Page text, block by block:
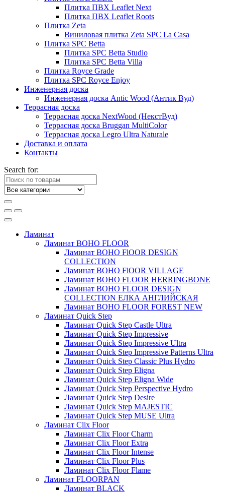
Плитка ПВХ Leaflet Next
Плитка ПВХ Leaflet Roots
Плитка Zeta
Виниловая плитка Zeta SPC La Casa
Плитка SPC Betta
Плитка SPC Betta Studio
Плитка SPC Betta Villa
Плитка Royce Grade
Плитка SPC Royce Enjoy
Инженерная доска
Инженерная доска Antic Wood (Антик Вуд)
Террасная доска
Террасная доска NextWood (НекстВуд)
Террасная доска Bruggan MultiColor
Террасная доска Legro Ultra Naturale
Доставка и оплата
Контакты
Search for:
Ламинат
Ламинат BOHO FLOOR
Ламинат BOHO FlOOR DESIGN
COLLECTION
Ламинат BOHO FlOOR VILLAGE
Ламинат BOHO FLOOR HERRINGBONE
Ламинат BOHO FLOOR DESIGN
COLLECTION ЕЛКА АНГЛИЙСКАЯ
Ламинат BOHO FLOOR FOREST NEW
Ламинат Quick Step
Ламинат Quick Step Castle Ultra
Ламинат Quick Step Impressive
Ламинат Quick Step Impressive Ultra
Ламинат Quick Step Impressive Patterns Ultra
Ламинат Quick Step Classic Plus Hydro
Ламинат Quick Step Eligna
Ламинат Quick Step Eligna Wide
Ламинат Quick Step Perspective Hydro
Ламинат Quick Step Desire
Ламинат Quick Step MAJESTIC
Ламинат Quick Step MUSE Ultra
Ламинат Clix Floor
Ламинат Clix Floor Charm
Ламинат Clix Floor Extra
Ламинат Clix Floor Intense
Ламинат Clix Floor Plus
Ламинат Clix Floor Flame
Ламинат FLOORPAN
Ламинат BLACK